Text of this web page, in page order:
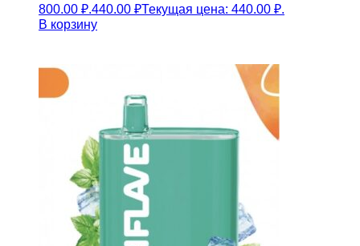
800.00 ₽.440.00 ₽Текущая цена: 440.00 ₽.
В корзину